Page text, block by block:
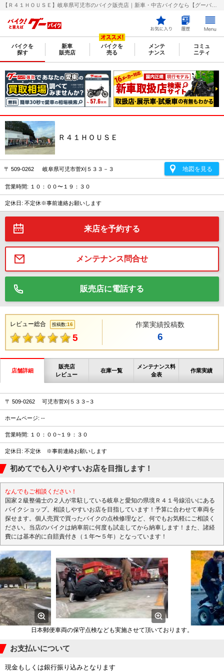
バイクを
探す
新車
販売店
バイクを
売る
メンテ
ナンス
コミュ
ニティ
Ｒ４１ＨＯＵＳＥ
〒 509-0262 岐阜県可児市菅刈５３３－３ 地図を見る
営業時間: １０：００〜１９：３０
定休日: 不定休※事前連絡お願いします
来店を予約する
メンテナンス問合せ
販売店に電話する
レビュー総合 投稿数:16
5
作業実績投稿数
6
店舗詳細
販売店
レビュー
在庫一覧
メンテナンス料
金表
作業実績
〒 509-0262 可児市菅刈５３３−３
ホームページ: --
営業時間: １０：００~１９：３０
定休日: 不定休 ※事前連絡お願いします
初めてでも入りやすいお店を目指します！
なんでもご相談ください！
国家２級整備士の２人が常駐している岐阜と愛知の県境Ｒ４１号線沿いにある
バイクショップ。相談しやすいお店を目指しています！予算に合わせて車両を
探せます。個人売買で買ったバイクの点検修理など、何でもお気軽にご相談く
ださい。当店のバイクは納車前に何度も試走してから納車します！また、諸経
費には基本的に自賠責付き（１年〜５年）となっています！
日本郵便車両の保守点検なども実施させて頂いております。
お支払いについて
現金もしくは銀行振り込みとなります